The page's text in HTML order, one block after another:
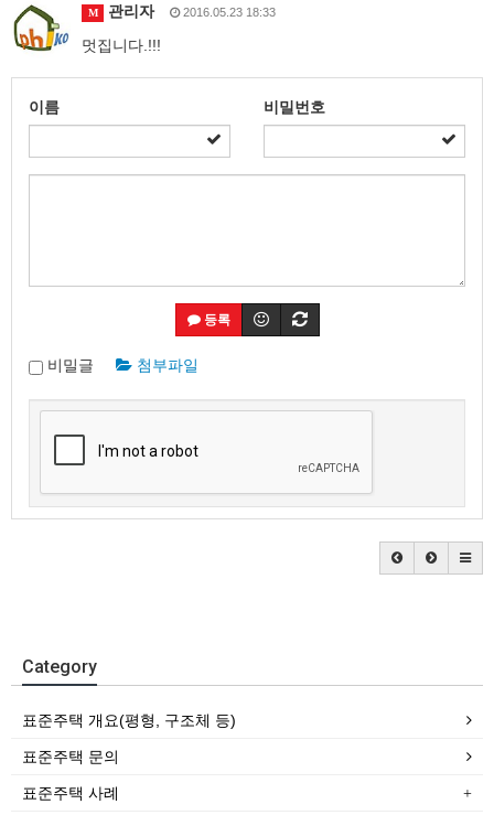
M 관리자 2016.05.23 18:33
멋집니다.!!!
이름 비밀번호
등록
비밀글 첨부파일
Category
표준주택 개요(평형, 구조체 등)
표준주택 문의
표준주택 사례